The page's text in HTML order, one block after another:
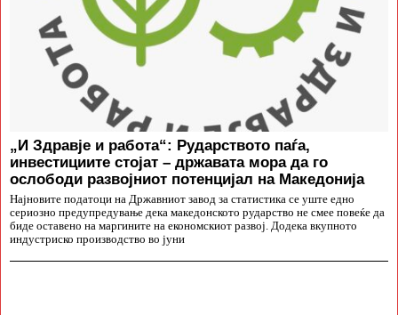
„И Здравје и работа“: Рударството паѓа,
инвестициите стојат – државата мора да го
ослободи развојниот потенцијал на Македонија
Најновите податоци на Државниот завод за статистика се уште едно
сериозно предупредување дека македонското рударство не смее повеќе да
биде оставено на маргините на економскиот развој. Додека вкупното
индустриско производство во јуни